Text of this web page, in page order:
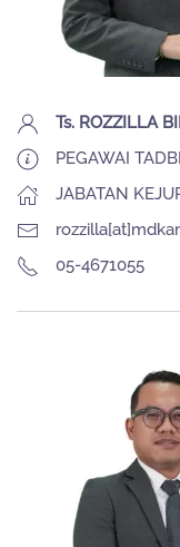
Ts. ROZZILLA
PEGAWAI
JABATAN
05-4671055